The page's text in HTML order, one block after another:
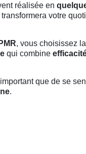
réalisée en
transformera votre
, vous choisissez la
qui combine
que de se
.